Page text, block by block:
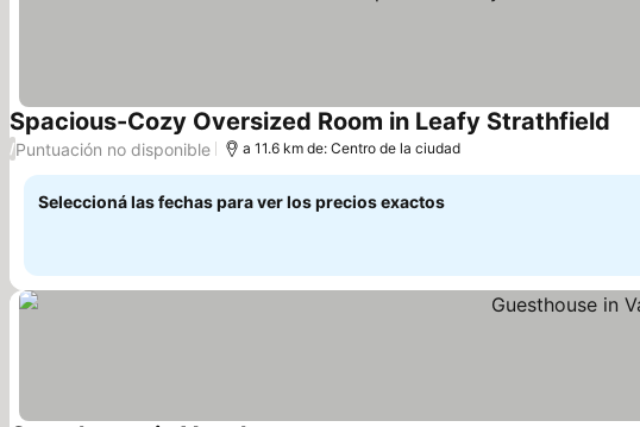
Spacious-Cozy Oversized Room in Leafy Strathfield
/Puntuación no disponible a 11.6 km de: Centro de la ciudad
Seleccioná las fechas para ver los precios exactos